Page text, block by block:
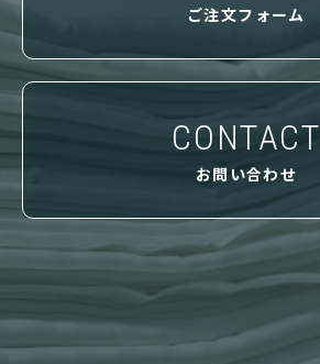
ご注文フォーム
CONTACT
お問い合わせ